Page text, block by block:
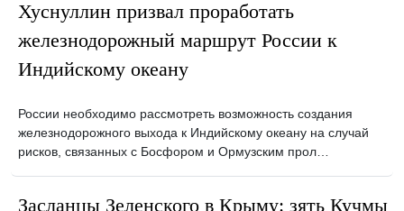
Хуснуллин призвал проработать
железнодорожный маршрут России к
Индийскому океану
России необходимо рассмотреть возможность создания
железнодорожного выхода к Индийскому океану на случай
рисков, связанных с Босфором и Ормузским прол…
Засланцы Зеленского в Крыму: зять Кучмы